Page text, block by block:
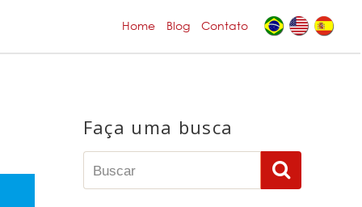
Home Blog Contato
Faça uma busca